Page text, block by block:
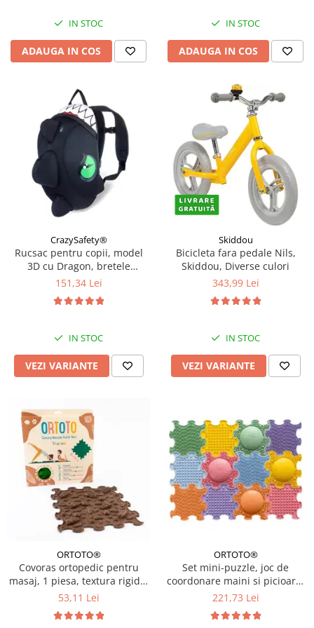
IN STOC
ADAUGA IN COS
IN STOC
ADAUGA IN COS
CrazySafety®
Rucsac pentru copii, model
3D cu Dragon, bretele
ajustabile, Diverse culori
151,34 Lei
IN STOC
VEZI VARIANTE
Skiddou
Bicicleta fara pedale Nils,
Skiddou, Diverse culori
343,99 Lei
IN STOC
VEZI VARIANTE
ORTOTO®
Covoras ortopedic pentru
masaj, 1 piesa, textura rigida,
model Pinecones, Diverse
53,11 Lei
ORTOTO®
Set mini-puzzle, joc de
coordonare maini si picioare,
12 piese, Multicolor
221,73 Lei